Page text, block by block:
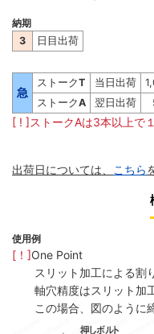
納期
3
日目出荷
急
ストークT 当日出荷
ストークA 翌日出荷
[ ! ]ストークAは3本以上で
出荷日については、 こちら
使用例
[！]One Point
スリット加工による割
軸穴精度はスリット加
この場合、図のように